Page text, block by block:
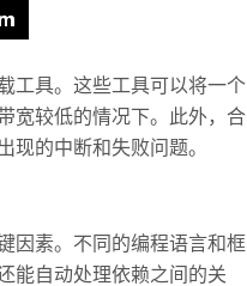
工具。这些工具可以将一个
宽较低的情况下。此外，合
的中断和失败问题。
因素。不同的编程语言和框
能自动处理依赖之间的关